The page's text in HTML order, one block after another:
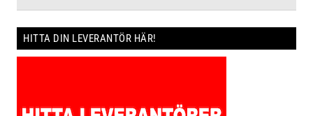
HITTA DIN LEVERANTÖR HÄR!